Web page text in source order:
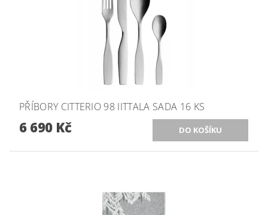
PŘÍBORY CITTERIO 98 IITTALA SADA 16 KS
6 690 Kč